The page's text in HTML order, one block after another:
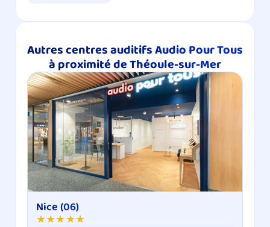
Autres centres auditifs Audio Pour Tous
à proximité de Théoule-sur-Mer
Nice (06)
★★★★★